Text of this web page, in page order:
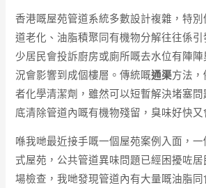
香港嘅屋苑管道系統多數設計複雜，特
道老化、油脂積聚同有機物分解往往係
少居民會投訴廚房或廁所嘅去水位有陣
況會影響到成個樓層。傳統嘅通渠方法
者化學清潔劑，雖然可以短暫解決堵塞
底清除管道內嘅有機物殘留，臭味好快又
喺我哋最近接手嘅一個屋苑案例入面，
式屋苑，公共管道異味問題已經困擾咗
場檢查，我哋發現管道內有大量嘅油脂